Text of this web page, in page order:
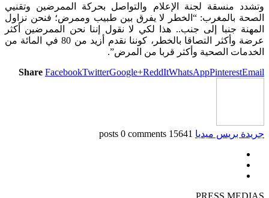
وتشدد منسقة لجنة الإعلام والتواصل بحركة الممرضين وتقنيي
الصحة بالمغرب: “الخطر لا يفرق بين طبيب وممرض؛ فنحن نزاول
المهنة جنبا إلى جنب.. هذا لكي لا نقول إننا نحن الممرضين أكثر
عرضة وأكثر التصاقا بالخطر، كوننا نقدم أزيد من 80 في المائة من
الخدمات الصحية وأكثر قربا من المرض”.
Share FacebookTwitterGoogle+ReddItWhatsAppPinterestEmail
جريدة بريس ميديا 15641 posts
0 comments
PRESS MEDIAS